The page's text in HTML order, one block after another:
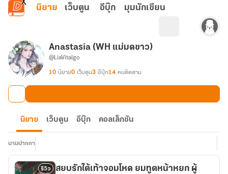
ข้ามไปยังเนื้อหาหลัก
นิยาย เว็บตูน อีบุ๊ก มุมนักเขียน
Anastasia (WH แม่มดขาว)
@LiaVitalgo
10 นิยาย0 เว็บตูน3 อีบุ๊ก14 คนติดตาม
นิยาย เว็บตูน อีบุ๊ก คอลเล็กชัน
นามปากกา
รีวิว
สยบรักใต้เท้าจอมโหด ยมทูตหน้าหยก ผู้